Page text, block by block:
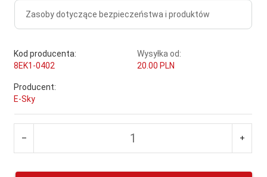
Zasoby dotyczące bezpieczeństwa i produktów
Kod producenta:
8EK1-0402
Wysyłka od:
20.00 PLN
Producent:
E-Sky